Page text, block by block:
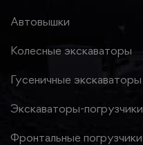
Автовышки
Колесные экскаваторы
Гусеничные экскаваторы
Экскаваторы-погрузчики
Фронтальные погрузчики